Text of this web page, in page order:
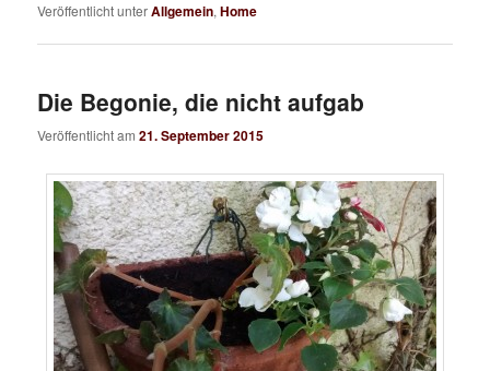
Veröffentlicht unterAllgemein,Home
Die Begonie, die nicht aufgab
Veröffentlicht am21. September 2015